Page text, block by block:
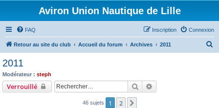
Aviron Union Nautique de Lille
FAQ Connexion
Inscription
Retour au site du club Accueil du forum Archives 2011
2011
Modérateur : steph
Verrouillé Rechercher
46 sujets 1 2